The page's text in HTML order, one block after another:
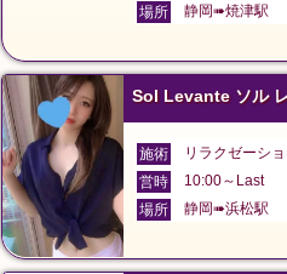
場所
静岡➠焼津駅
Sol Levante ソル
施術
リラクゼーシ
営時
10:00～Last
場所
静岡➠浜松駅